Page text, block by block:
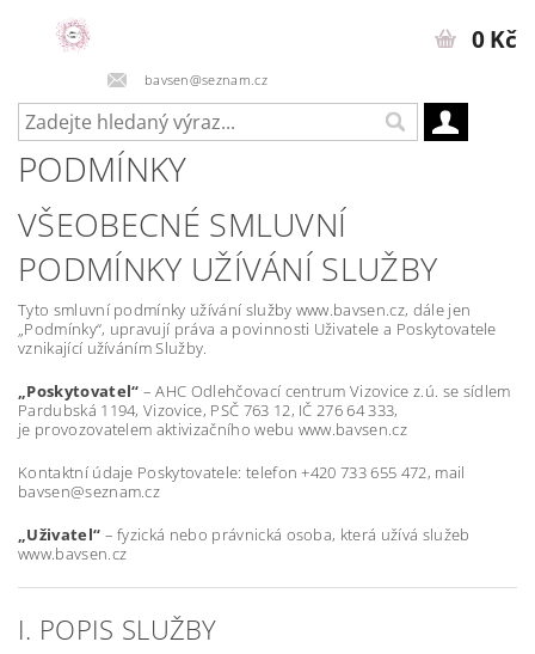
bavsen@seznam.cz
0 Kč
PODMÍNKY
VŠEOBECNÉ SMLUVNÍ
PODMÍNKY UŽÍVÁNÍ SLUŽBY
Tyto smluvní podmínky užívání služby www.bavsen.cz, dále jen
„Podmínky“, upravují práva a povinnosti Uživatele a Poskytovatele
vznikající užíváním Služby.
„Poskytovatel“ – AHC Odlehčovací centrum Vizovice z.ú. se sídlem
Pardubská 1194, Vizovice, PSČ 763 12, IČ 276 64 333,
je provozovatelem aktivizačního webu www.bavsen.cz
Kontaktní údaje Poskytovatele: telefon +420 733 655 472, mail
bavsen@seznam.cz
„Uživatel“ – fyzická nebo právnická osoba, která užívá služeb
www.bavsen.cz
I. POPIS SLUŽBY